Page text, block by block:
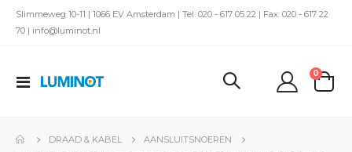
Slimmeweg 10-11 | 1066 EV Amsterdam | Tel: 020 - 617 05 22 | Fax: 020 - 617 22
70 | info@luminot.nl
Toggle
kar
0
DRAAD & KABEL
AANSLUITSNOEREN